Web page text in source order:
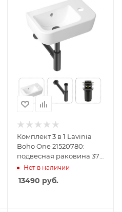
Комплект 3 в 1 Lavinia
Boho One 21520780:
подвесная раковина 37
см, металлический
сифон, донный клапан
Нет в наличии
13490 руб.